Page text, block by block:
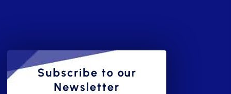
Subscribe to our
Newsletter